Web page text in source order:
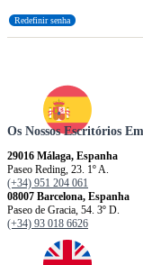
Redefinir senha
Os Nossos Escritórios
29016 Málaga, Espanha
Paseo Reding, 23. 1º A.
(+34) 951 204 061
08007 Barcelona, ​​​​​Espanha
Paseo de Gracia, 54. 3º D.
(+34) 93 018 6626